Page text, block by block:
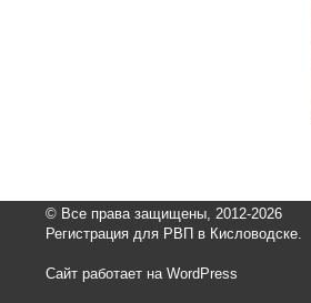
© Все права защищены, 2012-2026
Регистрация для РВП в Кисловодске.
Сайт работает на WordPress